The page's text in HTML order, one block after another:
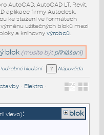
AutoCAD, AutoCAD LT, Revit,
aplikace firmy Autodesk.
ke stažení ve formátech
užitečných bloků mezi
a knihovny výrobců.
blok (musíte být přihlášeni)
hledání Nápověda
• Elektro•
vlevo): blok